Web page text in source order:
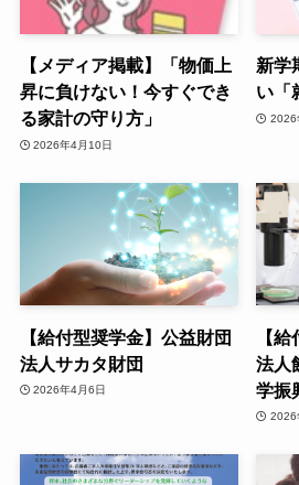
【メディア掲載】「物価上
昇に負けない！今すぐでき
る家計の守り方」
2026年4月10日
新学
い「
2026
【給付型奨学金】公益財団
法人サカタ財団
2026年4月6日
【
法人
学振
2026